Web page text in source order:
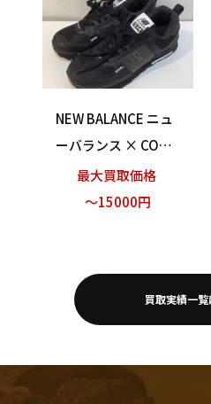
NEW BALANCE ニュ
ーバランス × COM
ME des GARCONS H
OMME コムデギャル
27cm
最大買取価格
～15000円
買取実績一